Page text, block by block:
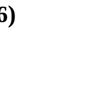
)